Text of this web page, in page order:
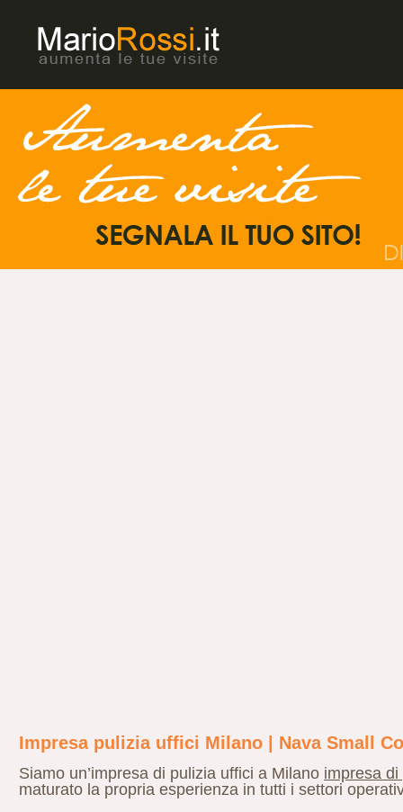
Impresa pulizia uffici Milano | Nava Small
Siamo un’impresa di pulizia uffici a Milano impresa
maturato la propria esperienza in tutti i settori